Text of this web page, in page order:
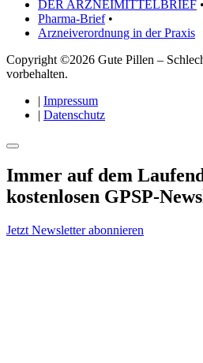
DER ARZNEIMITTELBRIEF •
Pharma-Brief•
Arzneiverordnung in der Praxis
Copyright ©2026 Gute Pillen –
vorbehalten.
| Impressum
| Datenschutz
Immer auf dem
kostenlosen GPSP-
Jetzt Newsletter abonnieren